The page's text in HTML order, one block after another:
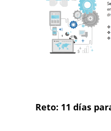
Reto: 11 días